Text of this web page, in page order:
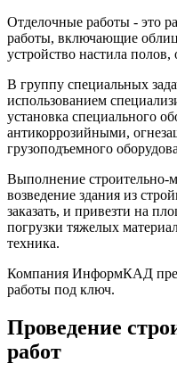
Отделочные работы - это
работы, включающие
устройство настила полов,
В группу специальных
использованием
установка специального
антикоррозийными,
грузоподъемного
Выполнение строительно-
возведение здания из
заказать, и привезти на
погрузки тяжелых
техника.
Компания ИнформКАД
работы под ключ.
Проведение
работ